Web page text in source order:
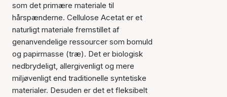
som det primære materiale til
hårspænderne. Cellulose Acetat er et
naturligt materiale fremstillet af
genanvendelige ressourcer som bomuld
og papirmasse (træ). Det er biologisk
nedbrydeligt, allergivenligt og mere
miljøvenligt end traditionelle syntetiske
materialer. Desuden er det et fleksibelt